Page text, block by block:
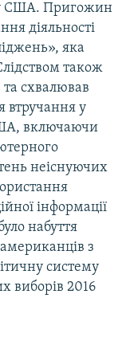
США. Пригожин
діяльності
яка
також
схвалював
втручання у
включаючи
неіснуючих
інформації
набуття
з
систему
виборів 2016